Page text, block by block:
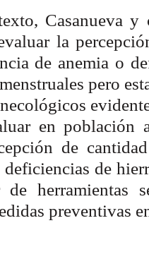
Casanueva
la
de anemia o
pero
en población
de
deficiencias de
de herramientas
preventivas